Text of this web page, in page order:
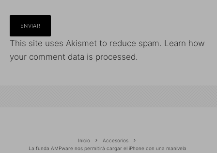
This site uses Akismet to reduce spam. Learn how
your comment data is processed.
Inicio
Accesorios
La funda AMPware nos permitirá cargar el iPhone con una manivela